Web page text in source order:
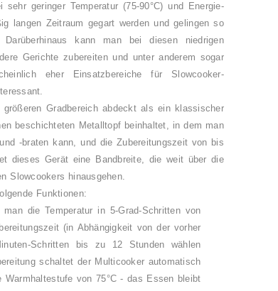
sehr geringer Temperatur (75-90°C) und Energie-
langen Zeitraum gegart werden und gelingen so
kann man bei diesen niedrigen
Gerichte zubereiten und unter anderem sogar
eher Einsatzbereiche für Slowcooker-
Gradbereich abdeckt als ein klassischer
beschichteten Metalltopf beinhaltet, in dem man
-braten kann, und die Zubereitungszeit von bis
dieses Gerät eine Bandbreite, die weit über die
Slowcookers hinausgehen.
Funktionen:
die Temperatur in 5-Grad-Schritten von
(in Abhängigkeit von der vorher
Schritten bis zu 12 Stunden wählen
schaltet der Multicooker automatisch
von 75°C - das Essen bleibt